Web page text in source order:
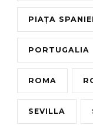
PIAȚA SPANIEI
PORTUGALIA
ROMA
SEVILLA